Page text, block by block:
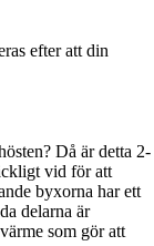
efter att din
Då är detta 2-
vid för att
byxorna har ett
delarna är
som gör att